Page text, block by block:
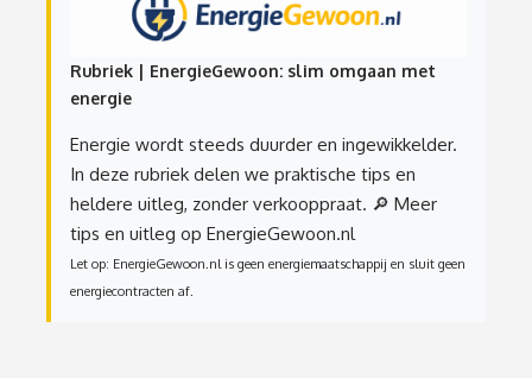
Rubriek | EnergieGewoon: slim omgaan met
energie
Energie wordt steeds duurder en ingewikkelder.
In deze rubriek delen we praktische tips en
heldere uitleg, zonder verkooppraat. 🔎 Meer
tips en uitleg op EnergieGewoon.nl
Let op: EnergieGewoon.nl is geen energiemaatschappij en sluit geen
energiecontracten af.